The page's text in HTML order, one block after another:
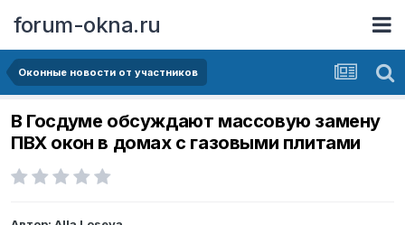
forum-okna.ru
Оконные новости от участников
В Госдуме обсуждают массовую замену
ПВХ окон в домах с газовыми плитами